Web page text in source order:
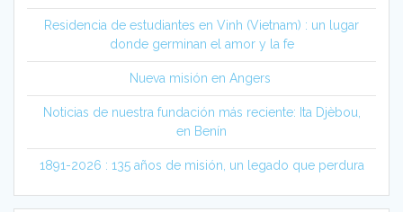
Residencia de estudiantes en Vinh (Vietnam) : un lugar
donde germinan el amor y la fe
Nueva misión en Angers
Noticias de nuestra fundación más reciente: Ita Djèbou,
en Benín
1891-2026 : 135 años de misión, un legado que perdura